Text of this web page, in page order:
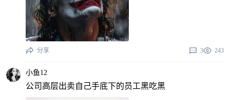
分享 3 243
小鱼12
公司高层出卖自己手底下的员工黑吃黑